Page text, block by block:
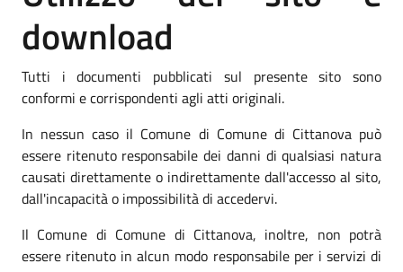
download
Tutti i documenti pubblicati sul presente sito sono
conformi e corrispondenti agli atti originali.
In nessun caso il Comune di Comune di Cittanova può
essere ritenuto responsabile dei danni di qualsiasi natura
causati direttamente o indirettamente dall'accesso al sito,
dall'incapacità o impossibilità di accedervi.
Il Comune di Comune di Cittanova, inoltre, non potrà
essere ritenuto in alcun modo responsabile per i servizi di